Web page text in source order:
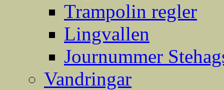
Trampolin regler
Lingvallen
Journummer
Vandringar